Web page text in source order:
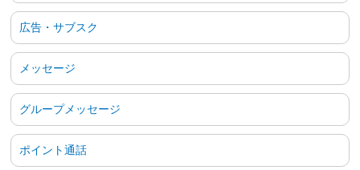
広告・サブスク
メッセージ
グループメッセージ
ポイント通話